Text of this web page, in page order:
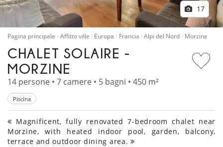
17
Pagina principale Affitto ville Europa Francia Alpi del Nord Morzine
CHALET SOLAIRE -
MORZINE
14 persone • 7 camere • 5 bagni • 450 m²
Piscina
Magnificent, fully renovated 7-bedroom chalet near
Morzine, with heated indoor pool, garden, balcony,
terrace and outdoor dining area.